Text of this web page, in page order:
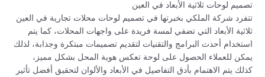
تصميم لوحات ثلاثية الأبعاد في العين
تتفرد شركة الملكي بخبرتها في تصميم لوحات محلات تجارية في العين
ثلاثية الأبعاد التي تضفي لمسة فريدة على واجهات المحلات، كما يتم
استخدام أحدث البرامج والتقنيات لتقديم تصميمات مبتكرة وجذابة، لذلك
يمكن للعملاء الحصول على لوحة تعكس هوية المحل بشكل مميز،
كذلك يتم الاهتمام بأدق التفاصيل في الأبعاد والألوان لتحقيق أفضل تأثير